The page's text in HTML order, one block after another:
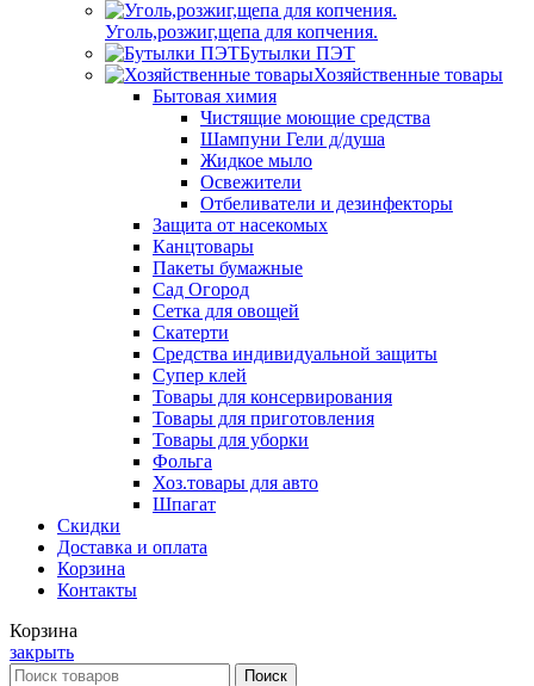
Уголь,розжиг,щепа для копчения.
Бутылки ПЭТ
Хозяйственные товары
Бытовая химия
Чистящие моющие средства
Шампуни Гели д/душа
Жидкое мыло
Освежители
Отбеливатели и дезинфекторы
Защита от насекомых
Канцтовары
Пакеты бумажные
Сад Огород
Сетка для овощей
Скатерти
Средства индивидуальной защиты
Супер клей
Товары для консервирования
Товары для приготовления
Товары для уборки
Фольга
Хоз.товары для авто
Шпагат
Скидки
Доставка и оплата
Корзина
Контакты
Корзина
закрыть
Поиск